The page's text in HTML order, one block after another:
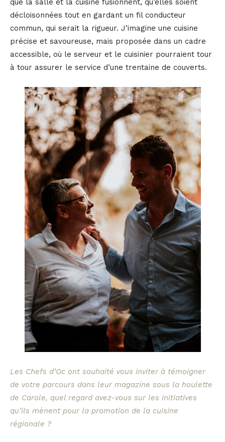
que la salle et la cuisine fusionnent, qu’elles soient
décloisonnées tout en gardant un fil conducteur
commun, qui serait la rigueur. J’imagine une cuisine
précise et savoureuse, mais proposée dans un cadre
accessible, où le serveur et le cuisinier pourraient tour
à tour assurer le service d’une trentaine de couverts.
Les Chefs d’Oc ont souhaité vous inviter à témoigner
de votre parcours dans leur magazine sous la houlette
de Carole, quel regard avez-vous sur les initiatives
qu’ils mènent pour la promotion de la cuisine
régionale ?